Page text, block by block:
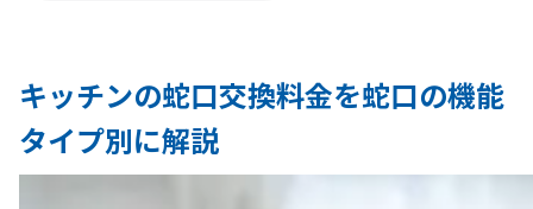
キッチンの蛇口交換料金を蛇口の機能
タイプ別に解説